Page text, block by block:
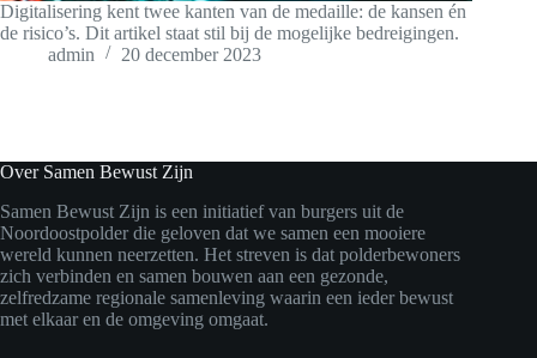
Digitalisering kent twee kanten van de medaille: de kansen én
de risico’s. Dit artikel staat stil bij de mogelijke bedreigingen.
admin
20 december 2023
Over Samen Bewust Zijn
Samen Bewust Zijn is een initiatief van burgers uit de
Noordoostpolder die geloven dat we samen een mooiere
wereld kunnen neerzetten. Het streven is dat polderbewoners
zich verbinden en samen bouwen aan een gezonde,
zelfredzame regionale samenleving waarin een ieder bewust
met elkaar en de omgeving omgaat.